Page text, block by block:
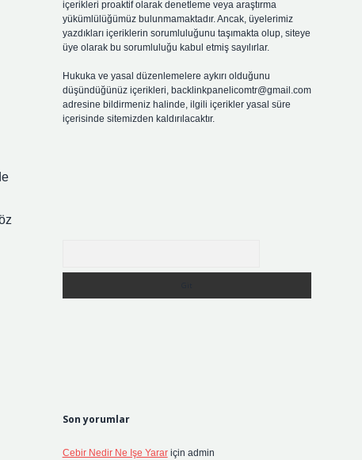
içerikleri proaktif olarak denetleme veya araştırma
yükümlülüğümüz bulunmamaktadır. Ancak, üyelerimiz
yazdıkları içeriklerin sorumluluğunu taşımakta olup, siteye
üye olarak bu sorumluluğu kabul etmiş sayılırlar.
Hukuka ve yasal düzenlemelere aykırı olduğunu
düşündüğünüz içerikleri, backlinkpanelicomtr@gmail.com
adresine bildirmeniz halinde, ilgili içerikler yasal süre
içerisinde sitemizden kaldırılacaktır.
Son yorumlar
Cebir Nedir Ne Işe Yarariçin admin